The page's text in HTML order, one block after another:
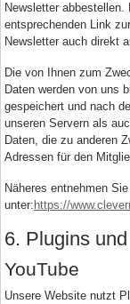
Newsletter
entsprechenden Link
Newsletter auch direkt
Die von Ihnen zum
Daten werden von uns
gespeichert und nach
unseren Servern als
Daten, die zu anderen
Adressen für den
Näheres entnehmen
unter: https://
6. Plugins
YouTube
Unsere Website nutzt